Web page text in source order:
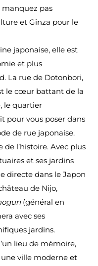
pas
et Ginza pour le
japonaise, elle est
et plus
La rue de Dotonbori,
le cœur battant de la
le quartier
pour vous poser dans
de rue japonaise.
de l’histoire. Avec plus
et ses jardins
directe dans le Japon
de Nijo,
(général en
avec ses
jardins.
lieu de mémoire,
ville moderne et